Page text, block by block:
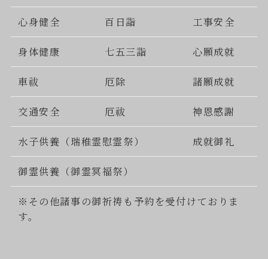
心身健全 百日詣 工事安全
身体健康 七五三詣 心願成就
車祓 厄除 諸願成就
交通安全 厄祓 神恩感謝
水子供養（瑞稚霊慰霊祭） 成就御礼
御霊供養（御霊冥福祭）
※その他諸事の御祈祷も予約を受付けておりま
す。